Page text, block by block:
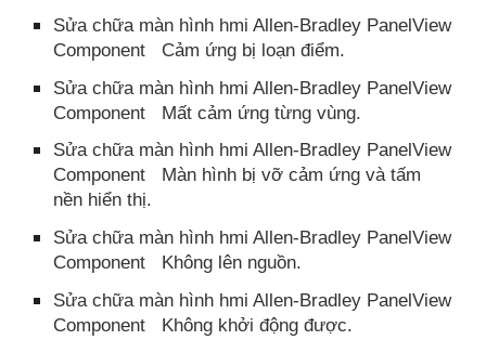
Sửa chữa màn hình hmi Allen-Bradley PanelView
Component Cảm ứng bị loạn điểm.
Sửa chữa màn hình hmi Allen-Bradley PanelView
Component Mất cảm ứng từng vùng.
Sửa chữa màn hình hmi Allen-Bradley PanelView
Component Màn hình bị vỡ cảm ứng và tấm
nền hiển thị.
Sửa chữa màn hình hmi Allen-Bradley PanelView
Component Không lên nguồn.
Sửa chữa màn hình hmi Allen-Bradley PanelView
Component Không khởi động được.